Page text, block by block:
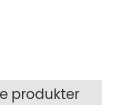
produkter